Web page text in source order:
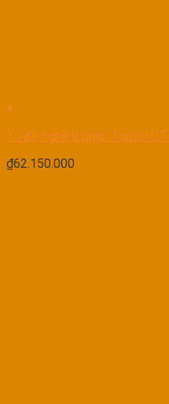
+
Tủ đồ nghề 8 ngăn Toptul
₫62.150.000